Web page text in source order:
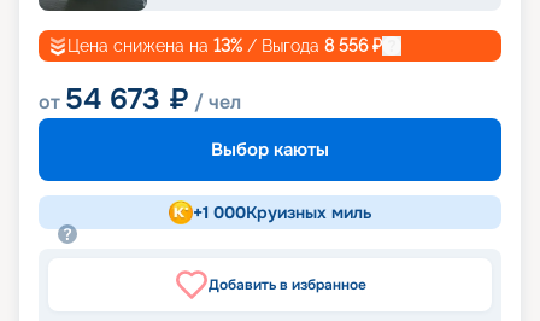
Цена снижена на 13% / Выгода 8 556₽
от 54 673 ₽ / чел
Выбор каюты
+1 000Круизных миль
Добавить в избранное